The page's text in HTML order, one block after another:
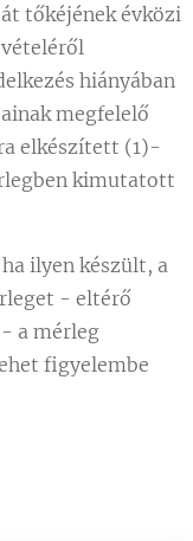
tőkéjének évközi
hiányában
megfelelő
elkészített (1)-
kimutatott
ilyen készült, a
- eltérő
a mérleg
figyelembe